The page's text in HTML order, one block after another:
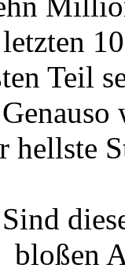
Teil
hellste
Sind
bloßen